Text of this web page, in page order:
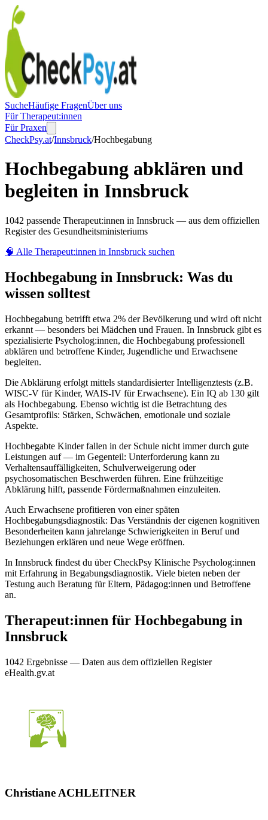
SucheHäufige FragenÜber uns
Für Therapeut:innen
Für Praxen
CheckPsy.at/Innsbruck/Hochbegabung
Hochbegabung abklären und
begleiten in Innsbruck
1042 passende Therapeut:innen in Innsbruck — aus dem offiziellen
Register des Gesundheitsministeriums
🧠 Alle Therapeut:innen in Innsbruck suchen
Hochbegabung in Innsbruck: Was du
wissen solltest
Hochbegabung betrifft etwa 2% der Bevölkerung und wird oft nicht
erkannt — besonders bei Mädchen und Frauen. In Innsbruck gibt es
spezialisierte Psycholog:innen, die Hochbegabung professionell
abklären und betroffene Kinder, Jugendliche und Erwachsene
begleiten.
Die Abklärung erfolgt mittels standardisierter Intelligenztests (z.B.
WISC-V für Kinder, WAIS-IV für Erwachsene). Ein IQ ab 130 gilt
als Hochbegabung. Ebenso wichtig ist die Betrachtung des
Gesamtprofils: Stärken, Schwächen, emotionale und soziale
Aspekte.
Hochbegabte Kinder fallen in der Schule nicht immer durch gute
Leistungen auf — im Gegenteil: Unterforderung kann zu
Verhaltensauffälligkeiten, Schulverweigerung oder
psychosomatischen Beschwerden führen. Eine frühzeitige
Abklärung hilft, passende Fördermaßnahmen einzuleiten.
Auch Erwachsene profitieren von einer späten
Hochbegabungsdiagnostik: Das Verständnis der eigenen kognitiven
Besonderheiten kann jahrelange Schwierigkeiten in Beruf und
Beziehungen erklären und neue Wege eröffnen.
In Innsbruck findest du über CheckPsy Klinische Psycholog:innen
mit Erfahrung in Begabungsdiagnostik. Viele bieten neben der
Testung auch Beratung für Eltern, Pädagog:innen und Betroffene
an.
Therapeut:innen für Hochbegabung in
Innsbruck
1042 Ergebnisse — Daten aus dem offiziellen Register
eHealth.gv.at
Christiane ACHLEITNER